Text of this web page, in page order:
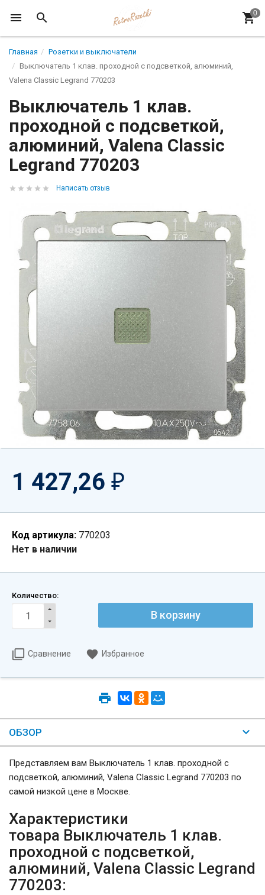
Главная
Розетки и выключатели
Выключатель 1 клав. проходной с подсветкой, алюминий,
Valena Classic Legrand 770203
Выключатель 1 клав.
проходной с подсветкой,
алюминий, Valena Classic
Legrand 770203
Написать отзыв
1 427,26 ₽
Код артикула: 770203
Нет в наличии
Количество:
Сравнение Избранное
ОБЗОР
Представляем вам Выключатель 1 клав. проходной с
подсветкой, алюминий, Valena Classic Legrand 770203 по
самой низкой цене в Москве.
Характеристики
товара Выключатель 1 клав.
проходной с подсветкой,
алюминий, Valena Classic Legrand
770203: